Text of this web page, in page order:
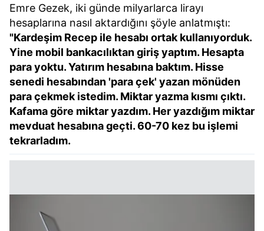
Emre Gezek, iki günde milyarlarca lirayı
hesaplarına nasıl aktardığını şöyle anlatmıştı:
"Kardeşim Recep ile hesabı ortak kullanıyorduk.
Yine mobil bankacılıktan giriş yaptım. Hesapta
para yoktu. Yatırım hesabına baktım. Hisse
senedi hesabından 'para çek' yazan mönüden
para çekmek istedim. Miktar yazma kısmı çıktı.
Kafama göre miktar yazdım. Her yazdığım miktar
mevduat hesabına geçti. 60-70 kez bu işlemi
tekrarladım.